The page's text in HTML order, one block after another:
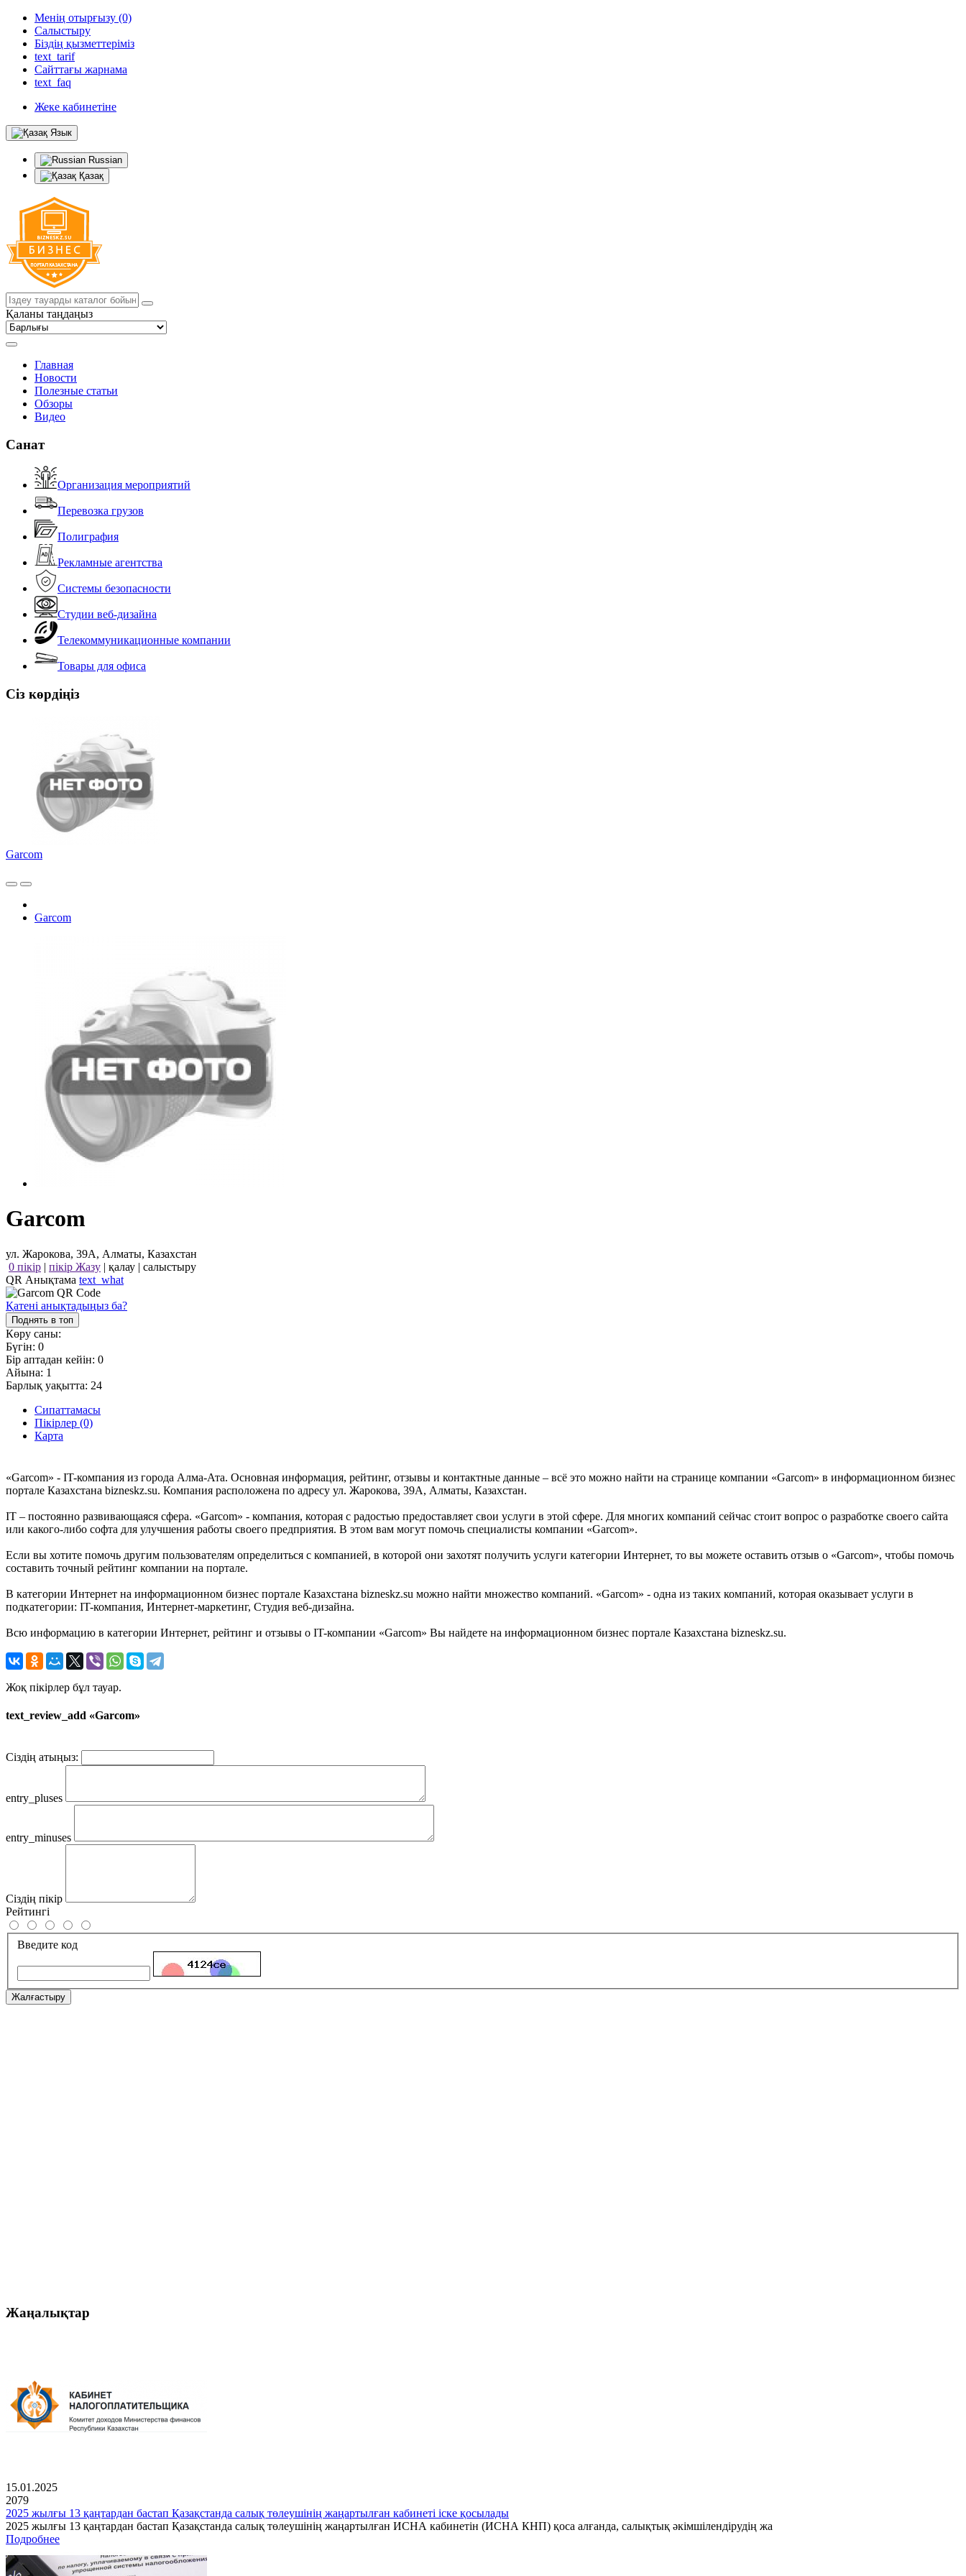
Менің отырғызу (0)
Салыстыру
Біздің қызметтеріміз
text_tarif
Сайттағы жарнама
text_faq
Жеке кабинетіне
Язык
Russian
Қазақ
Қаланы таңдаңыз
Главная
Новости
Полезные статьи
Обзоры
Видео
Санат
Организация мероприятий
Перевозка грузов
Полиграфия
Рекламные агентства
Системы безопасности
Студии веб-дизайна
Телекоммуникационные компании
Товары для офиса
Сіз көрдіңіз
Garcom
Garcom
Garcom
ул. Жарокова, 39А, Алматы, Казахстан
0 пікір | пікір Жазу | қалау | салыстыру
QR Анықтама text_what
Қатені анықтадыңыз ба?
Поднять в топ
Көру саны:
Бүгін: 0
Бір аптадан кейін: 0
Айына: 1
Барлық уақытта: 24
Сипаттамасы
Пікірлер (0)
Карта
«Garcom» - IT-компания из города Алма-Ата. Основная информация, рейтинг, отзывы и контактные данные – всё это можно найти на странице компании «Garcom» в информационном бизнес
портале Казахстана bizneskz.su. Компания расположена по адресу ул. Жарокова, 39А, Алматы, Казахстан.
IT – постоянно развивающаяся сфера. «Garcom» - компания, которая с радостью предоставляет свои услуги в этой сфере. Для многих компаний сейчас стоит вопрос о разработке своего сайта
или какого-либо софта для улучшения работы своего предприятия. В этом вам могут помочь специалисты компании «Garcom».
Если вы хотите помочь другим пользователям определиться с компанией, в которой они захотят получить услуги категории Интернет, то вы можете оставить отзыв о «Garcom», чтобы помочь
составить точный рейтинг компании на портале.
В категории Интернет на информационном бизнес портале Казахстана bizneskz.su можно найти множество компаний. «Garcom» - одна из таких компаний, которая оказывает услуги в
подкатегории: IT-компания, Интернет-маркетинг, Студия веб-дизайна.
Всю информацию в категории Интернет, рейтинг и отзывы о IT-компании «Garcom» Вы найдете на информационном бизнес портале Казахстана bizneskz.su.
Жоқ пікірлер бұл тауар.
text_review_add «Garcom»
Сіздің атыңыз:
entry_pluses
entry_minuses
Сіздің пікір
Рейтингі
Введите код
Жалғастыру
Жаңалықтар
15.01.2025
2079
2025 жылғы 13 қаңтардан бастап Қазақстанда салық төлеушінің жаңартылған кабинеті іске қосылады
2025 жылғы 13 қаңтардан бастап Қазақстанда салық төлеушінің жаңартылған ИСНА кабинетін (ИСНА КНП) қоса алғанда, салықтық әкімшілендірудің жа
Подробнее